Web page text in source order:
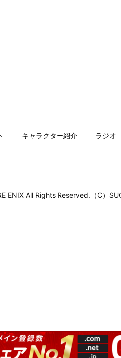
キャラクター紹介 ラジオ
ENIX All Rights Reserved.（C）